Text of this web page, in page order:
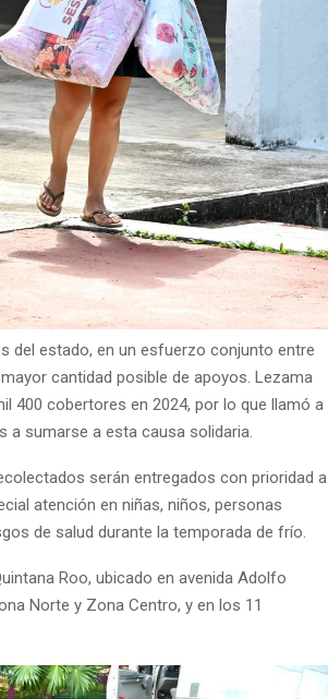
del estado, en un esfuerzo conjunto entre
cantidad posible de apoyos. Lezama
400 cobertores en 2024, por lo que llamó a
a sumarse a esta causa solidaria.
serán entregados con prioridad a
atención en niñas, niños, personas
de salud durante la temporada de frío.
Roo, ubicado en avenida Adolfo
Norte y Zona Centro, y en los 11